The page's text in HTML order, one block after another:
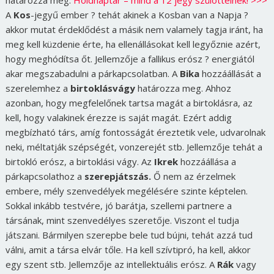
A Kos-jegyű ember ? tehát akinek a Kosban van a Napja ?
akkor mutat érdeklődést a másik nem valamely tagja iránt, ha
meg kell küzdenie érte, ha ellenállásokat kell legyőznie azért,
hogy meghódítsa őt. Jellemzője a fallikus erósz ? energiától
akar megszabadulni a párkapcsolatban. A Bikahozzáállását a
szerelemhez a birtoklásvágyhatározza meg. Ahhoz
azonban, hogy megfelelőnek tartsa magát a birtoklásra, az
kell, hogy valakinek érezze is saját magát. Ezért addig
megbízható társ, amíg fontosságát éreztetik vele, udvarolnak
neki, méltatják szépségét, vonzerejét stb. Jellemzője tehát a
birtokló erósz, a birtoklási vágy. Az Ikrekhozzáállása a
párkapcsolathoz a szerepjátszás.Ő nem az érzelmek
embere, mély szenvedélyek megélésére szinte képtelen.
Sokkal inkább testvére, jó barátja, szellemi partnere a
társának, mint szenvedélyes szeretője. Viszont el tudja
játszani. Bármilyen szerepbe bele tud bújni, tehát azzá tud
válni, amit a társa elvár tőle. Ha kell szívtipró, ha kell, akkor
egy szent stb. Jellemzője az intellektuális erósz. A Rák vagy